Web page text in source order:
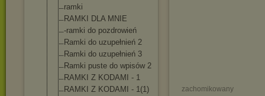
ramki
RAMKI DLA MNIE
-ramki do pozdrowień
Ramki do uzupełnień 2
Ramki do uzupełnień 3
Ramki puste do wpisów 2
RAMKI Z KODAMI - 1
RAMKI Z KODAMI - 1(1)
zachomikowany